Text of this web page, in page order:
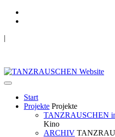
|
Start
Projekte Projekte
TANZRAUSCHEN
Kino
ARCHIV